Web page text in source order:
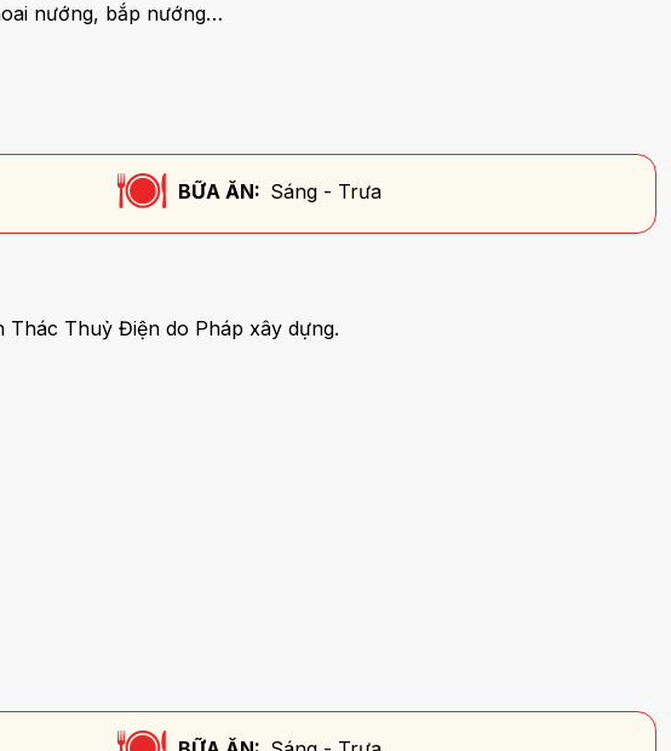
nướng, bắp nướng…
BỮA ĂN: Sáng - Trưa
Thuỷ Điện do Pháp xây dựng.